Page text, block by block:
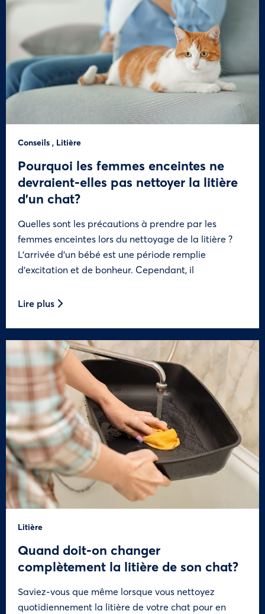
Conseils , Litière
Pourquoi les femmes enceintes ne
devraient-elles pas nettoyer la litière
d’un chat?
Quelles sont les précautions à prendre par les
femmes enceintes lors du nettoyage de la litière ?
L’arrivée d’un bébé est une période remplie
d’excitation et de bonheur. Cependant, il
Lire plus
Litière
Quand doit-on changer
complètement la litière de son chat?
Saviez-vous que même lorsque vous nettoyez
quotidiennement la litière de votre chat pour en